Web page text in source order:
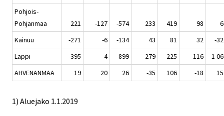
Pohjois-
Pohjanmaa
221 -127 -574 233 419 98
Kainuu
-271 -6 -134 43 81 32
-
Lappi
-395 -4 -899 -279 225 116
-1
AHVENANMAA
19 20 26 -35 106 -18
1) Aluejako 1.1.2019